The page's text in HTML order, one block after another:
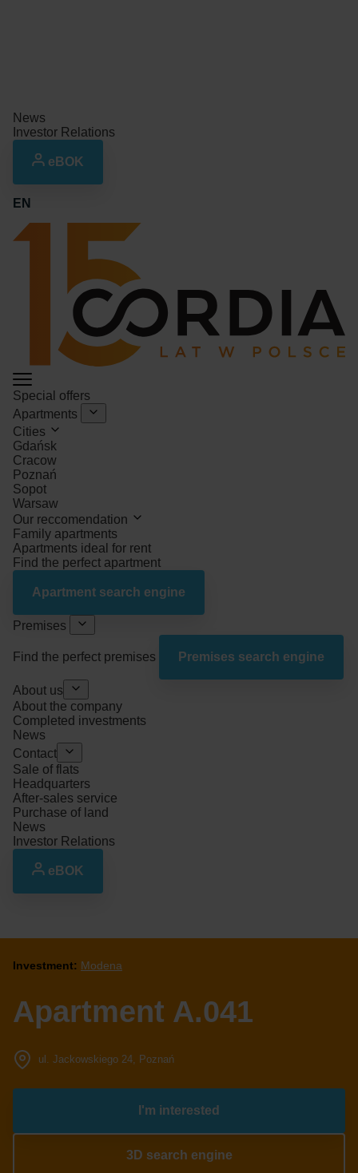
News
Investor Relations
eBOK
EN
Special offers
Apartments
Cities
Gdańsk
Cracow
Poznań
Sopot
Warsaw
Our reccomendation
Family apartments
Apartments ideal for rent
Find the perfect apartment
Apartment search engine
Premises
Find the perfect premises Premises search engine
About us
About the company
Completed investments
News
Contact
Sale of flats
Headquarters
After-sales service
Purchase of land
News
Investor Relations
eBOK
Investment: Modena
Apartment A.041
ul. Jackowskiego 24, Poznań
I'm interested
3D search engine